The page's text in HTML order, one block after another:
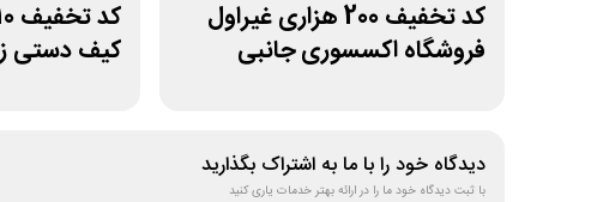
کد تخفیف 200 هزاری غیراول
فروشگاه اکسسوری جانبی
کیف دستی
دیدگاه خود را با ما به اشتراک بگذارید
با ثبت دیدگاه خود ما را در ارائه بهتر خدمات یاری کنید